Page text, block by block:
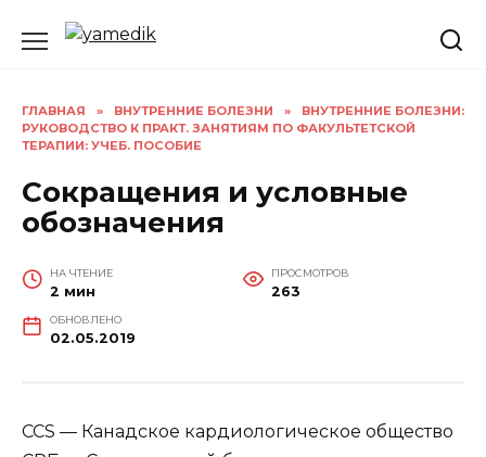
ГЛАВНАЯ » ВНУТРЕННИЕ БОЛЕЗНИ »
ВНУТРЕННИЕ БОЛЕЗНИ:
РУКОВОДСТВО К ПРАКТ. ЗАНЯТИЯМ ПО ФАКУЛЬТЕТСКОЙ
ТЕРАПИИ: УЧЕБ. ПОСОБИЕ
Сокращения и условные
обозначения
НА ЧТЕНИЕ
2 мин
ПРОСМОТРОВ
263
ОБНОВЛЕНО
02.05.2019
CCS — Канадское кардиологическое общество